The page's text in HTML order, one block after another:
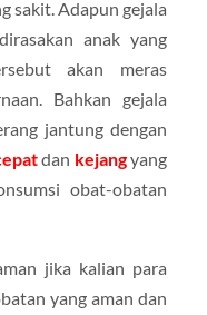
sakit. Adapun gejala
anak yang
akan meras
Bahkan gejala
jantung dengan
dan kejangyang
obat-obatan
jika kalian para
yang aman dan